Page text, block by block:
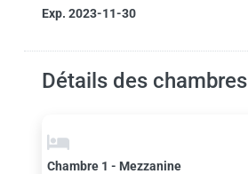
Exp. 2023-11-30
Détails des chambres
Chambre 1 - Mezzanine